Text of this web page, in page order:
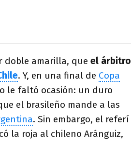
doble amarilla, que el árbitro
. Y, en una final de Copa
le faltó ocasión: un duro
el brasileño mande a las
. Sin embargo, el referí
la roja al chileno Aránguiz,